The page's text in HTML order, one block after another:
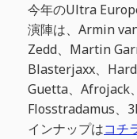
今年のUltra
演陣は、Armin
Zedd、Martin
Blasterjaxx、
Guetta、Afrojack
Flosstradamus、
インナップはコチ